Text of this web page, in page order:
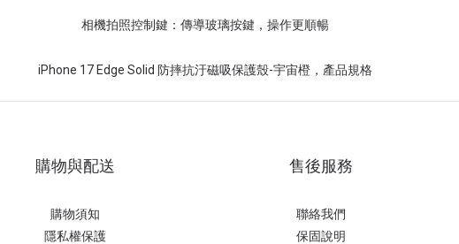
購物與配送
購物須知
隱私權保護
售後服務
聯絡我們
保固說明